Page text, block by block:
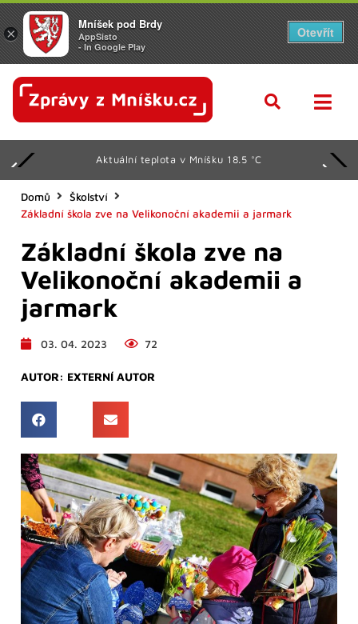
Aktuální teplota v Mníšku 18.5 °C
Domů
Školství
Základní škola zve na Velikonoční akademii a jarmark
Základní škola zve na
Velikonoční akademii a
jarmark
03. 04. 2023 72
AUTOR: EXTERNÍ AUTOR
×
Mníšek pod Brdy
AppSisto
- In Google Play
Otevřít